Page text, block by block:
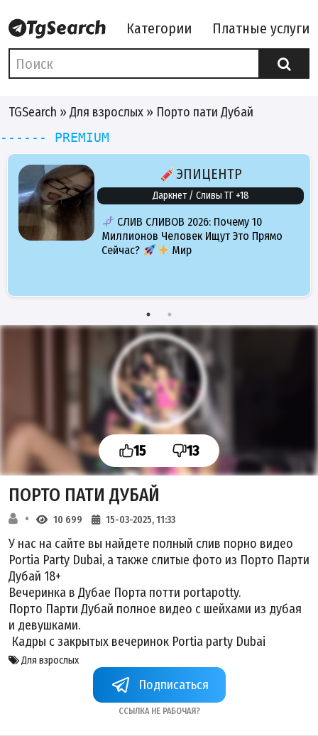
Категории Платные услуги
TGSearch » Для взрослых » Порто пати Дубай
------ PREMIUM
ЭПИЦЕНТР
Даркнет / Сливы ТГ +18
СЛИВ СЛИВОВ 2026: Почему 10
Миллионов Человек Ищут Это Прямо
Сейчас?
Мир
15 13
ПОРТО ПАТИ ДУБАЙ
10 699 15-03-2025, 11:33
У нас на сайте вы найдете полный слив порно видео
Portia Party Dubai, а также слитые фото из Порто Парти
Дубай 18+
Вечеринка в Дубае Порта потти portapotty.
Порто Парти Дубай полное видео с шейхами из дубая
и девушками.
Кадры с закрытых вечеринок Portia party Dubai
Для взрослых
Подписаться
Ссылка не рабочая?